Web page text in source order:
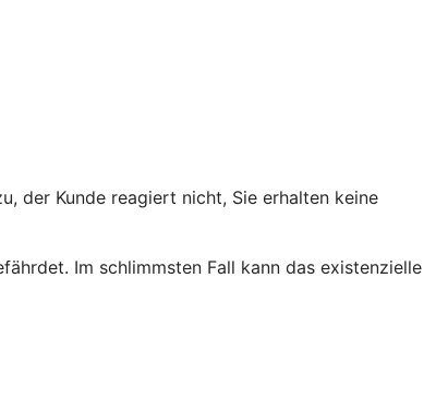
der Kunde reagiert nicht, Sie erhalten keine
Im schlimmsten Fall kann das existenzielle